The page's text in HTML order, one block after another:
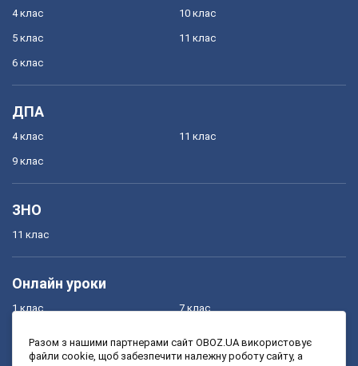
4 клас
5 клас
6 клас
10 клас
11 клас
ДПА
4 клас
9 клас
11 клас
ЗНО
11 клас
Онлайн уроки
1 клас
3 клас
7 клас
9 клас
Разом з нашими партнерами сайт OBOZ.UA використовує
файли cookie, щоб забезпечити належну роботу сайту, а